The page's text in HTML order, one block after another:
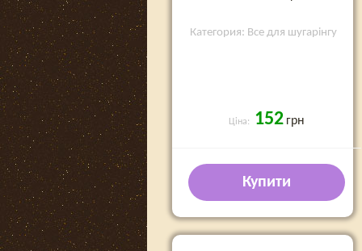
Категория: Все для шугарінгу
Ціна: 152 грн
Купити